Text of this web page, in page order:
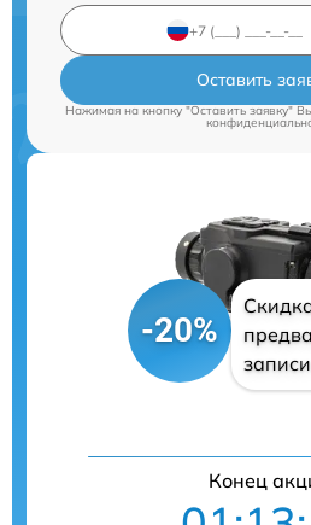
Оставить
Нажимая на кнопку "Оставить заявку"
-20%
Конец